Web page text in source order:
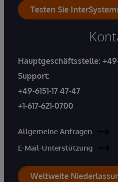
Testen Sie
Hauptgeschäftsstelle:
Support:
+49-6151-17 47-47
+1-617-621-0700
Allgemeine Anfragen
E-Mail-Unterstützung
Weltweite